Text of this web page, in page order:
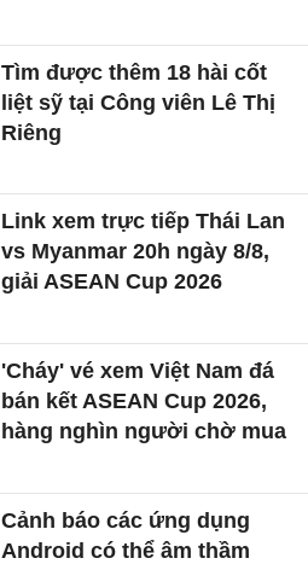
Tìm được thêm 18 hài cốt
liệt sỹ tại Công viên Lê Thị
Riêng
Link xem trực tiếp Thái Lan
vs Myanmar 20h ngày 8/8,
giải ASEAN Cup 2026
'Cháy' vé xem Việt Nam đá
bán kết ASEAN Cup 2026,
hàng nghìn người chờ mua
Cảnh báo các ứng dụng
Android có thể âm thầm